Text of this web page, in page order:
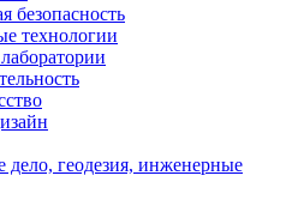
безопасность
технологии
дело, геодезия, инженерные